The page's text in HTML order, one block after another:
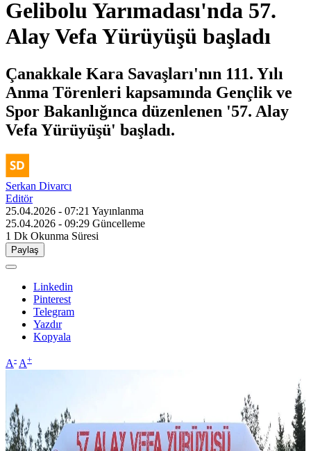
Gelibolu Yarımadası'nda 57.
Alay Vefa Yürüyüşü başladı
Çanakkale Kara Savaşları'nın 111. Yılı
Anma Törenleri kapsamında Gençlik ve
Spor Bakanlığınca düzenlenen '57. Alay
Vefa Yürüyüşü' başladı.
Serkan Divarcı
Editör
25.04.2026 - 07:21 Yayınlanma
25.04.2026 - 09:29 Güncelleme
1 Dk Okunma Süresi
Paylaş
Linkedin
Pinterest
Telegram
Yazdır
Kopyala
A- A+